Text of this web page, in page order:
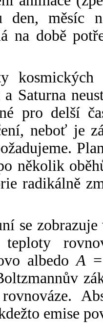
měsíc
na době
a Saturna
pro delší
neboť je
několik
radikálně
se
albedoA
rovnováze.
emise